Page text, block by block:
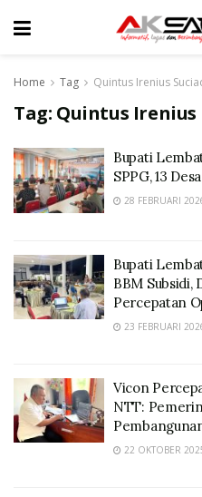
Home Tag Quintus Irenius
Tag: Quintus Irenius
Bupati
SPPG, 13
28 FEBRUARI
Bupati
BBM Subsidi,
Percepatan
23 FEBRUARI
Vicon
NTT:
22 OKTOBER